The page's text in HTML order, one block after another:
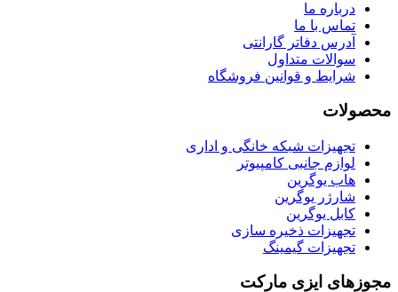
درباره ما
تماس با ما
آدرس دفاتر گارانتی
سوالات متداول
شرایط و قوانین فروشگاه
محصولات
تجهیزات شبکه خانگی و اداری
لوازم جانبی کامپیوتر
هاب یوگرین
شارژر یوگرین
کابل یوگرین
تجهیزات ذخیره سازی
تجهیزات گیمینگ
مجوزهای ایزی مارکت